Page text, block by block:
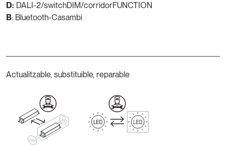
D: DALI-2/switchDIM/corridorFUNCTION
B: Bluetooth-Casambi
Actualitzable, substituible, reparable